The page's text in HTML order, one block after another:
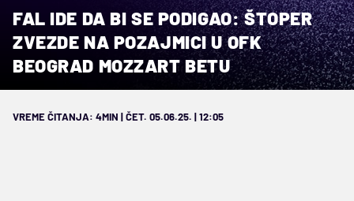
FAL IDE DA BI SE PODIGAO: ŠTOPER
ZVEZDE NA POZAJMICI U OFK
BEOGRAD MOZZART BETU
VREME ČITANJA: 4MIN | ČET. 05.06.25. | 12:05